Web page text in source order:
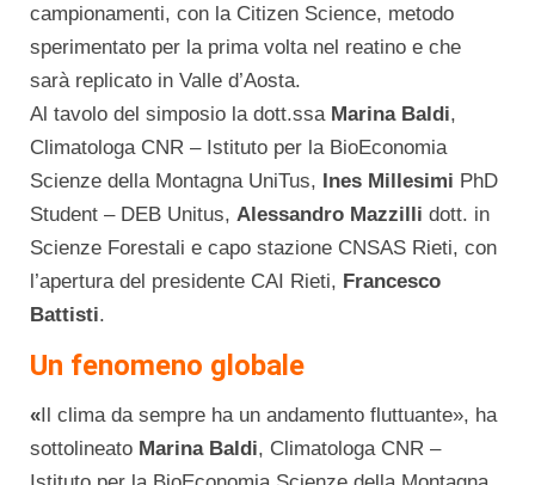
campionamenti, con la Citizen Science, metodo
sperimentato per la prima volta nel reatino e che
sarà replicato in Valle d’Aosta.
Al tavolo del simposio la dott.ssa Marina Baldi,
Climatologa CNR – Istituto per la BioEconomia
Scienze della Montagna UniTus, Ines Millesimi PhD
Student – DEB Unitus, Alessandro Mazzilli dott. in
Scienze Forestali e capo stazione CNSAS Rieti, con
l’apertura del presidente CAI Rieti, Francesco
Battisti.
Un fenomeno globale
«Il clima da sempre ha un andamento fluttuante», ha
sottolineato Marina Baldi, Climatologa CNR –